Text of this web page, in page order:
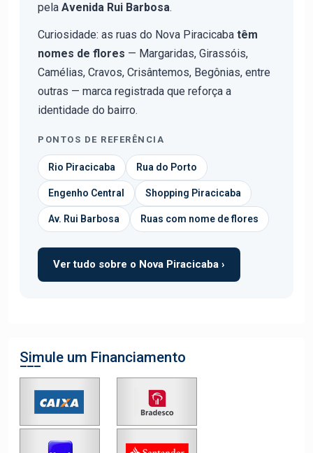
pela Avenida Rui Barbosa.
Curiosidade: as ruas do Nova Piracicaba têm
nomes de flores — Margaridas, Girassóis,
Camélias, Cravos, Crisântemos, Begônias, entre
outras — marca registrada que reforça a
identidade do bairro.
PONTOS DE REFERÊNCIA
Rio Piracicaba Rua do Porto
Engenho Central Shopping Piracicaba
Av. Rui Barbosa Ruas com nome de flores
Ver tudo sobre o Nova Piracicaba ›
Simule um Financiamento